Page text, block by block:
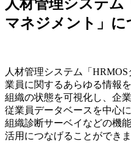
人材管理システム
マネジメント」に
人材管理システム「
業員に関するあらゆる情報
組織の状態を可視化し、企
従業員データベースを中心
組織診断サーベイなどの機
活用につなげることができま